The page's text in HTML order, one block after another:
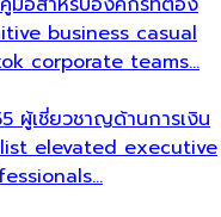
business casual
corporate teams…
ผู้เชี่ยวชาญด้านการเงิน
elevated executive